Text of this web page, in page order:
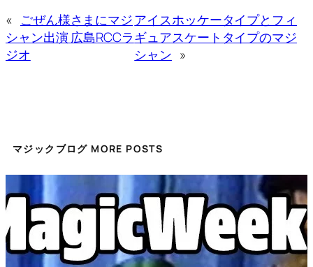
« ごぜん様さまにマジ
シャン出演 広島RCCラ
ジオ
アイスホッケータイプとフィ
ギュアスケートタイプのマジ
シャン »
マジックブログ MORE POSTS